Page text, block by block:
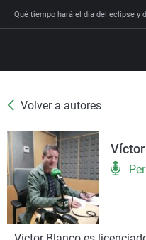
Qué tiempo hará el día del eclipse y
Directo
Programas
Podcast
España
Economía
Deportes
Volver a autores